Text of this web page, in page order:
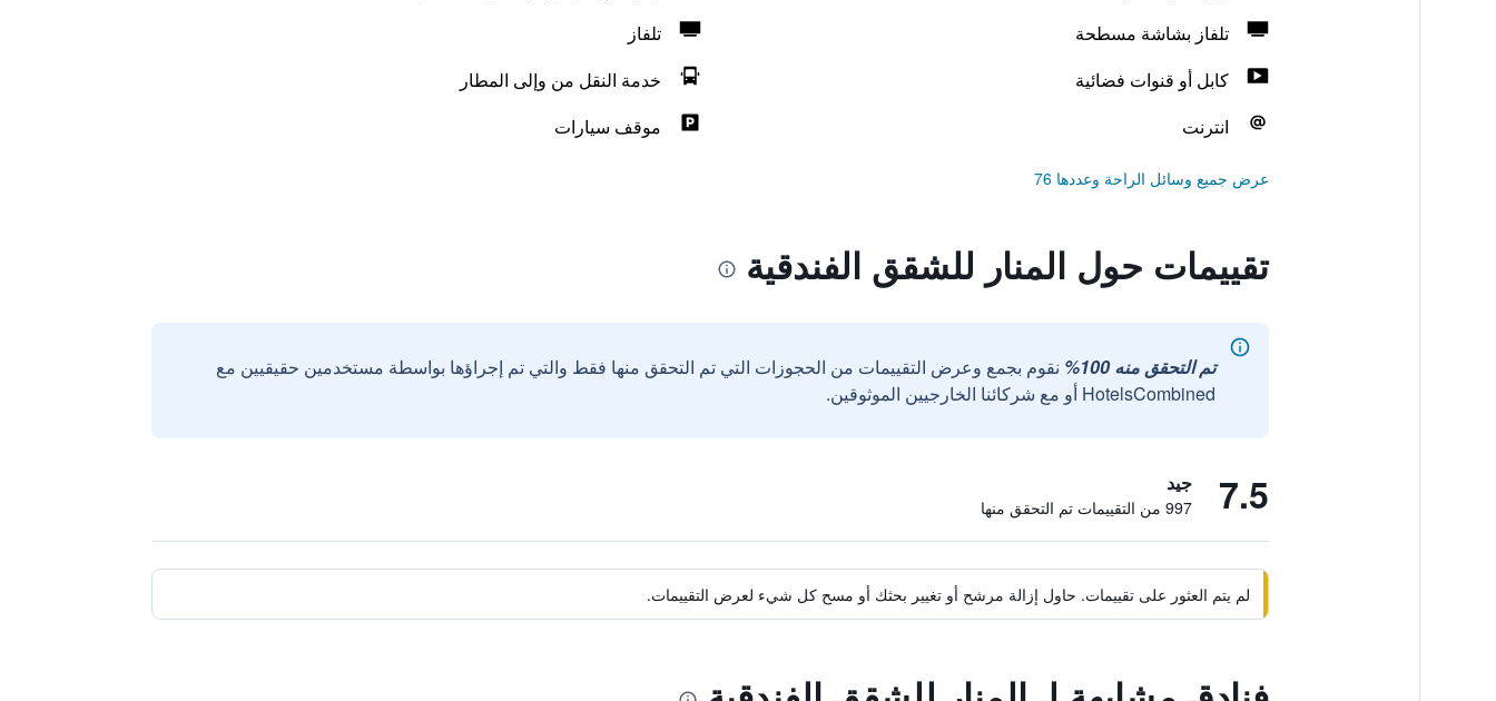
تلفاز بشاشة مسطحة
تلفاز
كابل أو قنوات فضائية
خدمة النقل من وإلى المطار
انترنت
موقف سيارات
عرض جميع وسائل الراحة وعددها 76
تقييمات حول المنار للشقق الفندقية
تم التحقق منه 100%
نقوم بجمع وعرض التقييمات من الحجوزات التي تم التحقق منها فقط والتي تم إجراؤها بواسطة مستخدمين حقيقيين مع
HotelsCombined أو مع شركائنا الخارجيين الموثوقين.
7.5 جيد
997 من التقييمات تم التحقق منها
لم يتم العثور على تقييمات. حاول إزالة مرشح أو تغيير بحثك أو مسح كل شيء لعرض التقييمات.